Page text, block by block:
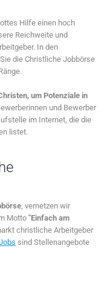
Hilfe einen hoch
Reichweite und
In den
die Christliche Jobbörse
um Potenziale in
und Bewerber
im Internet, die die
listet.
, vernetzen wir
Motto "Einfach am
christliche Arbeitgeber
sind Stellenangebote